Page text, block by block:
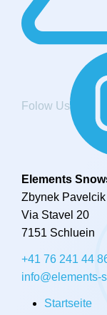
Folow Us
Elements
Zbynek Pavelcik
Via Stavel 20
7151 Schluein
+41 76 241 44
info@elements-
Startseite